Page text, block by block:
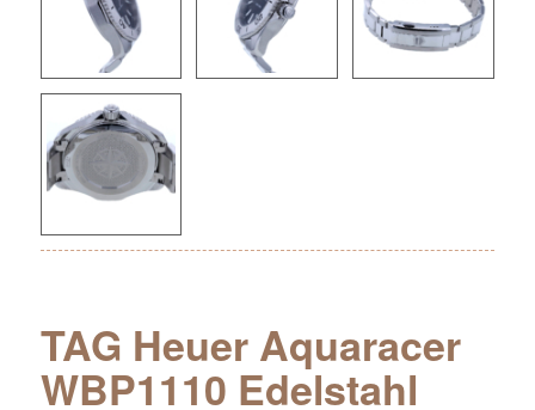
TAG Heuer Aquaracer
WBP1110 Edelstahl